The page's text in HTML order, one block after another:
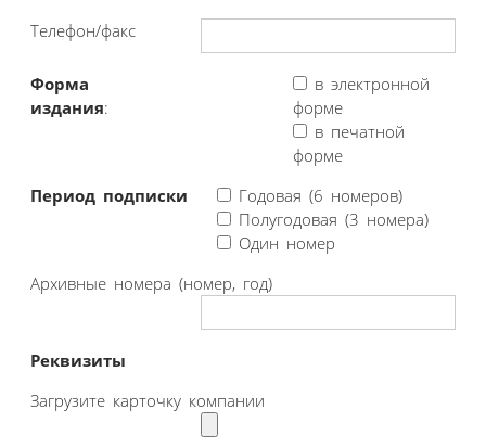
Телефон/факс
Форма
издания:
в электронной
форме
в печатной
форме
Период подписки
Годовая (6 номеров)
Полугодовая (3 номера)
Один номер
Архивные номера (номер, год)
Реквизиты
Загрузите карточку компании